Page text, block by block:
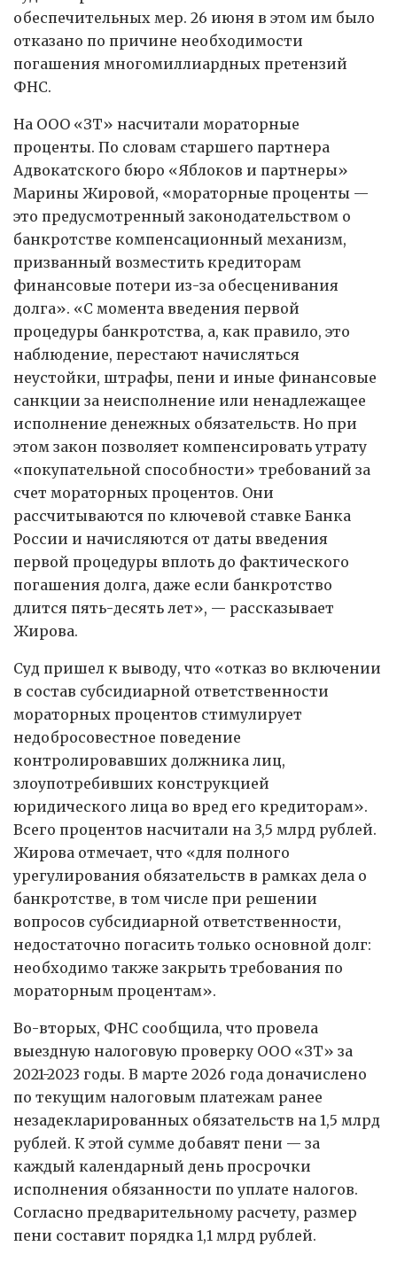
обеспечительных мер. 26 июня в этом им было
отказано по причине необходимости
погашения многомиллиардных претензий
ФНС.
На ООО «ЗТ» насчитали мораторные
проценты. По словам старшего партнера
Адвокатского бюро «Яблоков и партнеры»
Марины Жировой, «мораторные проценты —
это предусмотренный законодательством о
банкротстве компенсационный механизм,
призванный возместить кредиторам
финансовые потери из-за обесценивания
долга». «С момента введения первой
процедуры банкротства, а, как правило, это
наблюдение, перестают начисляться
неустойки, штрафы, пени и иные финансовые
санкции за неисполнение или ненадлежащее
исполнение денежных обязательств. Но при
этом закон позволяет компенсировать утрату
«покупательной способности» требований за
счет мораторных процентов. Они
рассчитываются по ключевой ставке Банка
России и начисляются от даты введения
первой процедуры вплоть до фактического
погашения долга, даже если банкротство
длится пять-десять лет», — рассказывает
Жирова.
Суд пришел к выводу, что «отказ во включении
в состав субсидиарной ответственности
мораторных процентов стимулирует
недобросовестное поведение
контролировавших должника лиц,
злоупотребивших конструкцией
юридического лица во вред его кредиторам».
Всего процентов насчитали на 3,5 млрд рублей.
Жирова отмечает, что «для полного
урегулирования обязательств в рамках дела о
банкротстве, в том числе при решении
вопросов субсидиарной ответственности,
недостаточно погасить только основной долг:
необходимо также закрыть требования по
мораторным процентам».
Во-вторых, ФНС сообщила, что провела
выездную налоговую проверку ООО «ЗТ» за
2021-2023 годы. В марте 2026 года доначислено
по текущим налоговым платежам ранее
незадекларированных обязательств на 1,5 млрд
рублей. К этой сумме добавят пени — за
каждый календарный день просрочки
исполнения обязанности по уплате налогов.
Согласно предварительному расчету, размер
пени составит порядка 1,1 млрд рублей.